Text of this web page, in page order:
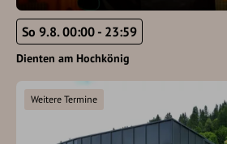
So 9.8. 00:00 - 23:59
Dienten am Hochkönig
Weitere Termine